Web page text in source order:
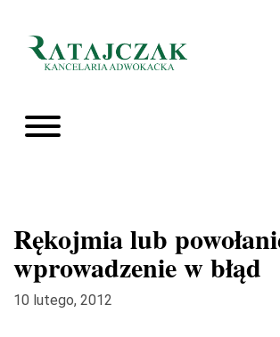
Rękojmia lub
wprowadzenie w błąd
10 lutego, 2012